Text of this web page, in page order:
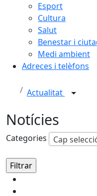
Esport
Cultura
Salut
Benestar i
Medi ambient
Adreces i telèfons
Actualitat
Notícies
Categories Cap